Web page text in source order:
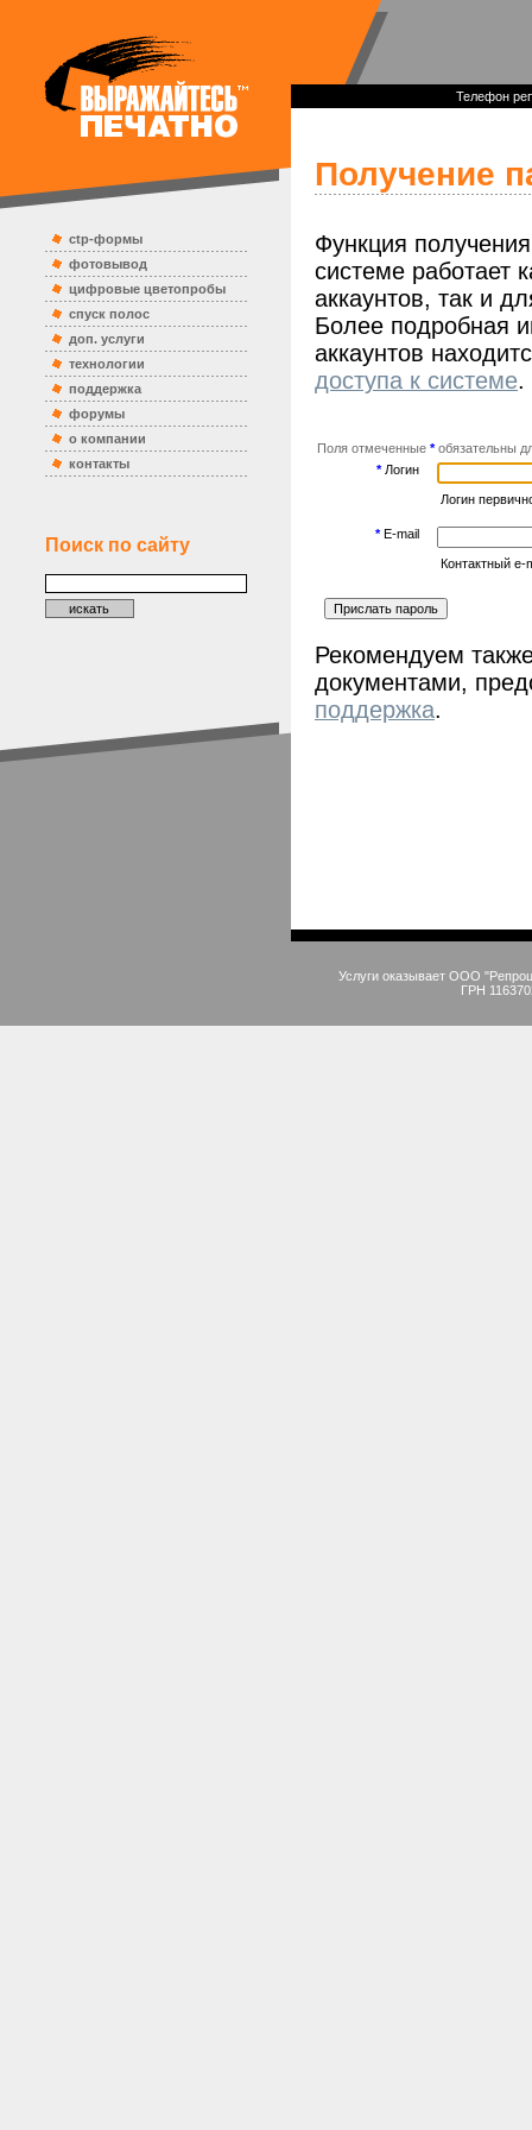
ctp-формы
фотовывод
цифровые цветопробы
спуск полос
доп. услуги
технологии
поддержка
форумы
о компании
контакты
Поиск по сайту
Телефон
Получение
Функция
системе работает
аккаунтов, так и
Более подробная
аккаунтов
доступа к системе.
Поля отмеченные *обязательны
*Логин
Логин
*E-mail
Контактный e-
Рекомендуем
документами,
поддержка.
Услуги оказывает ООО
ГРН